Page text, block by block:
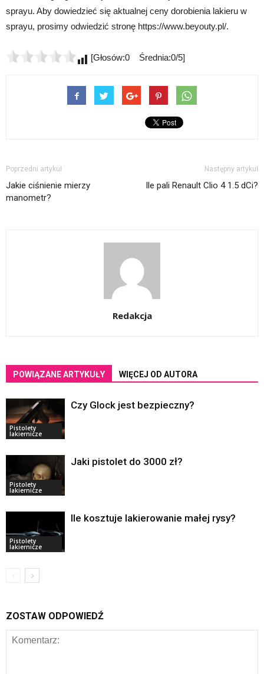
sprayu. Aby dowiedzieć się aktualnej ceny dorobienia lakieru w
sprayu, prosimy odwiedzić stronę https://www.beyouty.pl/.
[Głosów:0 Średnia:0/5]
Poprzedni artykuł
Jakie ciśnienie mierzy
manometr?
Następny artykuł
Ile pali Renault Clio 4 1.5 dCi?
Redakcja
POWIĄZANE ARTYKUŁY WIĘCEJ OD AUTORA
Pistolety
lakiernicze
Czy Glock jest bezpieczny?
Pistolety
lakiernicze
Jaki pistolet do 3000 zł?
Pistolety
lakiernicze
Ile kosztuje lakierowanie małej rysy?
ZOSTAW ODPOWIEDŹ